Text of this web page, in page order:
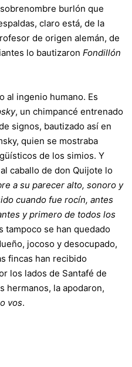
burlón que
claro está, de la
de origen alemán, de
lo bautizaron Fondillón
al ingenio humano. Es
, un chimpancé entrenado
signos, bautizado así en
quien se mostraba
de los simios. Y
caballo de don Quijote lo
a su parecer alto, sonoro y
cuando fue rocín, antes
y primero de todos los
tampoco se han quedado
jocoso y desocupado,
fincas han recibido
los lados de Santafé de
hermanos, la apodaron,
vos.